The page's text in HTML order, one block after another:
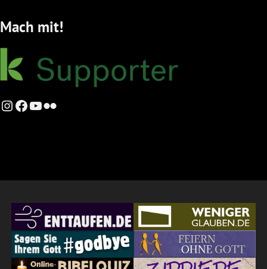
Mach mit!
Instagram
Facebook
YouTube
Flickr